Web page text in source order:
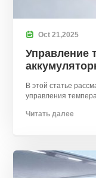
 Oct 21,2025
Управление
В этой статье
управления
приложениях..
Читать далее